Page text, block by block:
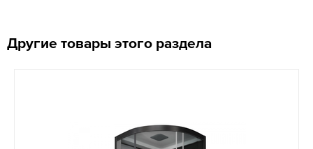
Другие товары этого раздела